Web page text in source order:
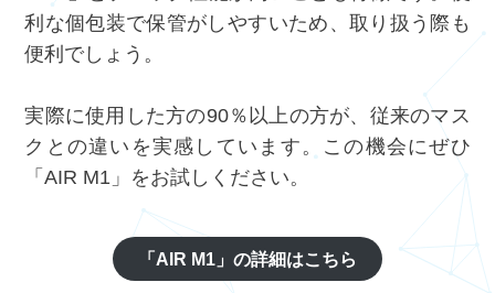
利な個包装で保管がしやすいため、取り扱う際も
便利でしょう。
実際に使用した方の90％以上の方が、従来のマス
クとの違いを実感しています。この機会にぜひ
「AIR M1」をお試しください。
「 AIR M1」の詳細はこちら